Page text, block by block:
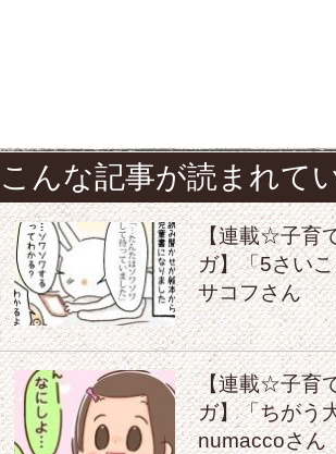
こんな記事が読まれて
【連載☆子育
ガ】「5さい
サコフさん
【連載☆子育
ガ】「ちがう
numaccoさん